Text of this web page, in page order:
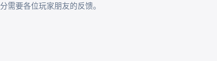
需要各位玩家朋友的反馈。